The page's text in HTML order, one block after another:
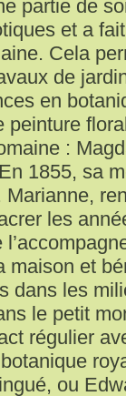
partie de
et a
Cela
de
en
peinture
:
1855, sa
Marianne,
les
et
dans les
le petit
régulier
ou